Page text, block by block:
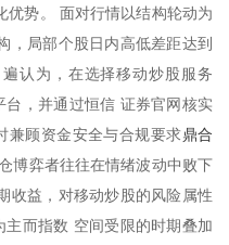
优势。 面对行情以结构轮动为
，局部个股日内高低差距达到
认为，在选择移动炒股服务
，并通过恒信 证券官网核实
兼顾资金安全与合规要求鼎合
博弈者往往在情绪波动中败下
收益，对移动炒股的风险属性
而指数 空间受限的时期叠加